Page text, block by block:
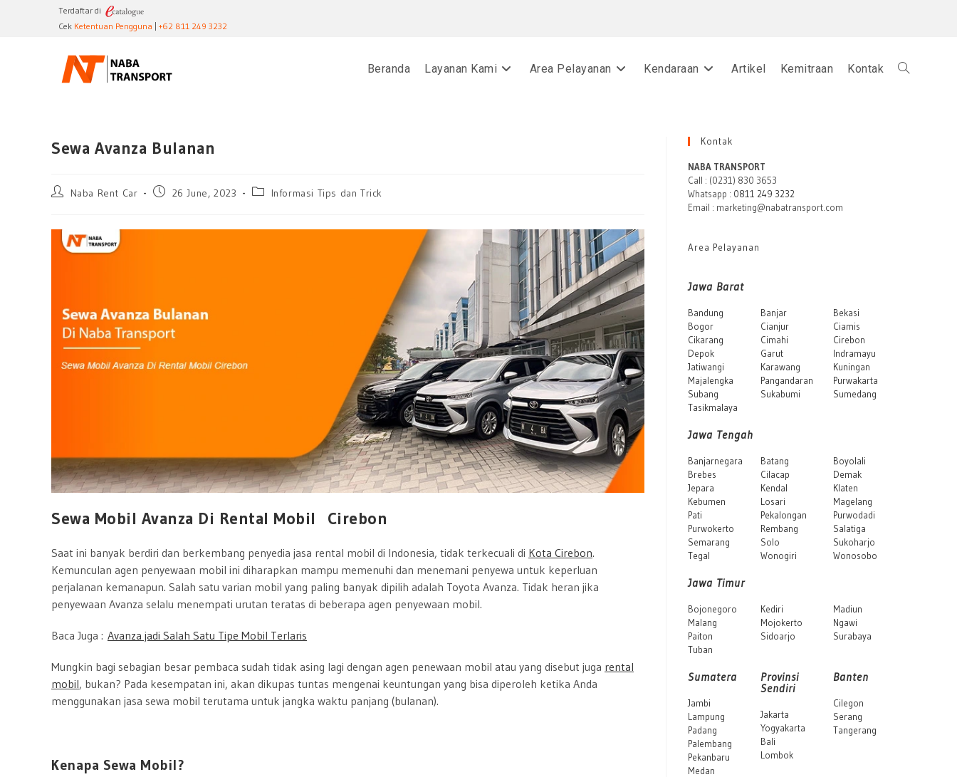
Terdaftar di
Cek Ketentuan Pengguna +62 811 249 3232
Beranda Layanan Kami Area Pelayanan Kendaraan Artikel Kemitraan Kontak Toggle
Sewa Avanza Bulanan
PostNaba Rent Car
Post26 June, 2023
PostInformasi Tips dan Trick
Sewa Mobil Avanza Di Rental Mobil Cirebon
Saat ini banyak berdiri dan berkembang penyedia jasa rental mobil di Indonesia, tidak terkecuali di Kota Cirebon.
Kemunculan agen penyewaan mobil ini diharapkan mampu memenuhi dan menemani penyewa untuk keperluan
perjalanan kemanapun. Salah satu varian mobil yang paling banyak dipilih adalah Toyota Avanza. Tidak heran jika
penyewaan Avanza selalu menempati urutan teratas di beberapa agen penyewaan mobil.
Baca Juga : Avanza jadi Salah Satu Tipe Mobil Terlaris
Mungkin bagi sebagian besar pembaca sudah tidak asing lagi dengan agen penewaan mobil atau yang disebut juga rental
mobil, bukan? Pada kesempatan ini, akan dikupas tuntas mengenai keuntungan yang bisa diperoleh ketika Anda
menggunakan jasa sewa mobil terutama untuk jangka waktu panjang (bulanan).
Kenapa Sewa Mobil?
Kontak
NABA TRANSPORT
Call : (0231) 830 3653
Whatsapp : 0811 249 3232
Email : marketing@nabatransport.com
Area Pelayanan
Jawa Barat
Bandung
Bogor
Cikarang
Depok
Jatiwangi
Majalengka
Subang
Tasikmalaya
Banjar
Cianjur
Cimahi
Garut
Karawang
Pangandaran
Sukabumi
Bekasi
Ciamis
Cirebon
Indramayu
Kuningan
Purwakarta
Sumedang
Jawa Tengah
Banjarnegara
Brebes
Jepara
Kebumen
Pati
Purwokerto
Semarang
Tegal
Batang
Cilacap
Kendal
Losari
Pekalongan
Rembang
Solo
Wonogiri
Boyolali
Demak
Klaten
Magelang
Purwodadi
Salatiga
Sukoharjo
Wonosobo
Jawa Timur
Bojonegoro
Malang
Paiton
Tuban
Kediri
Mojokerto
Sidoarjo
Madiun
Ngawi
Surabaya
Sumatera
Jambi
Lampung
Padang
Palembang
Pekanbaru
Medan
Provinsi
Sendiri
Jakarta
Yogyakarta
Bali
Lombok
Banten
Cilegon
Serang
Tangerang